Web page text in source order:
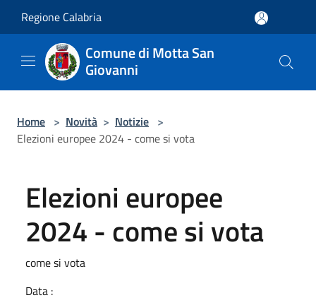
Regione Calabria
Comune di Motta San
Giovanni
Home > Novità > Notizie >
Elezioni europee 2024 - come si vota
Elezioni europee
2024 - come si vota
come si vota
Data :